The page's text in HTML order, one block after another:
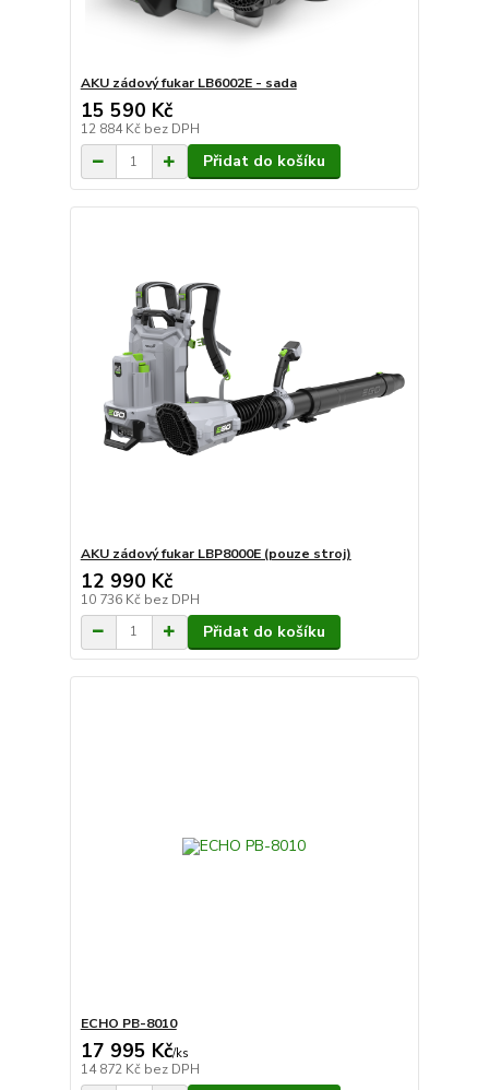
AKU zádový fukar LB6002E - sada
15 590 Kč
12 884 Kč bez DPH
Přidat do košíku
AKU zádový fukar LBP8000E (pouze stroj)
12 990 Kč
10 736 Kč bez DPH
Přidat do košíku
ECHO PB-8010
17 995 Kč/ks
14 872 Kč bez DPH